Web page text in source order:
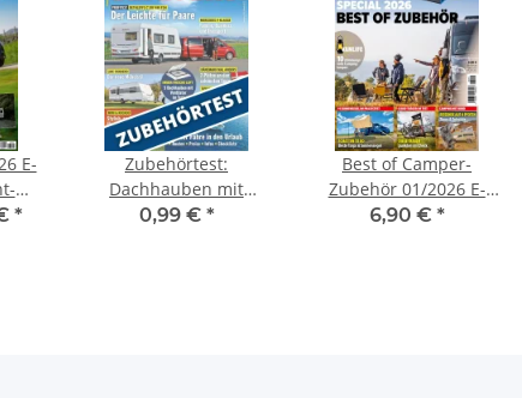
E-
*
Zubehörtest:
Dachhauben mit
Ventilation
0,99 € *
Best of Camper-
Zubehör 01/2026 E-
Paper oder Print-
6,90 € *